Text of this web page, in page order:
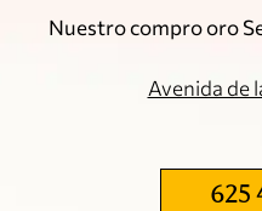
Nuestro compro oro
Avenida de
625